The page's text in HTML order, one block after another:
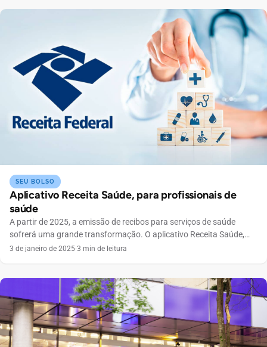
SEU BOLSO
Aplicativo Receita Saúde, para profissionais de
saúde
A partir de 2025, a emissão de recibos para serviços de saúde
sofrerá uma grande transformação. O aplicativo Receita Saúde,
que já vem sendo utilizado por profissionais da área, se tornará
malha fina. Vamos […]
3 de janeiro de 2025·3 min de leitura